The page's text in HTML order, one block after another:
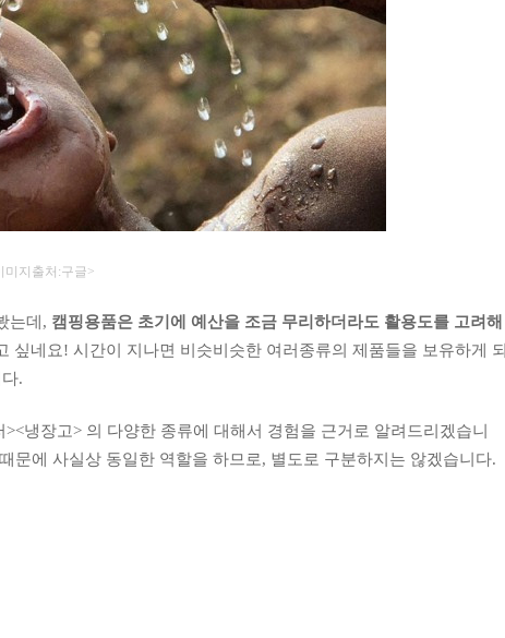
미지출처:구글>
는데, 캠핑용품은 초기에 예산을 조금 무리하더라도 활용도를 고려해
싶네요! 시간이 지나면 비슷비슷한 여러종류의 제품들을 보유하게 되
.
냉장고> 의 다양한 종류에 대해서 경험을 근거로 알려드리겠습니
문에 사실상 동일한 역할을 하므로, 별도로 구분하지는 않겠습니다.